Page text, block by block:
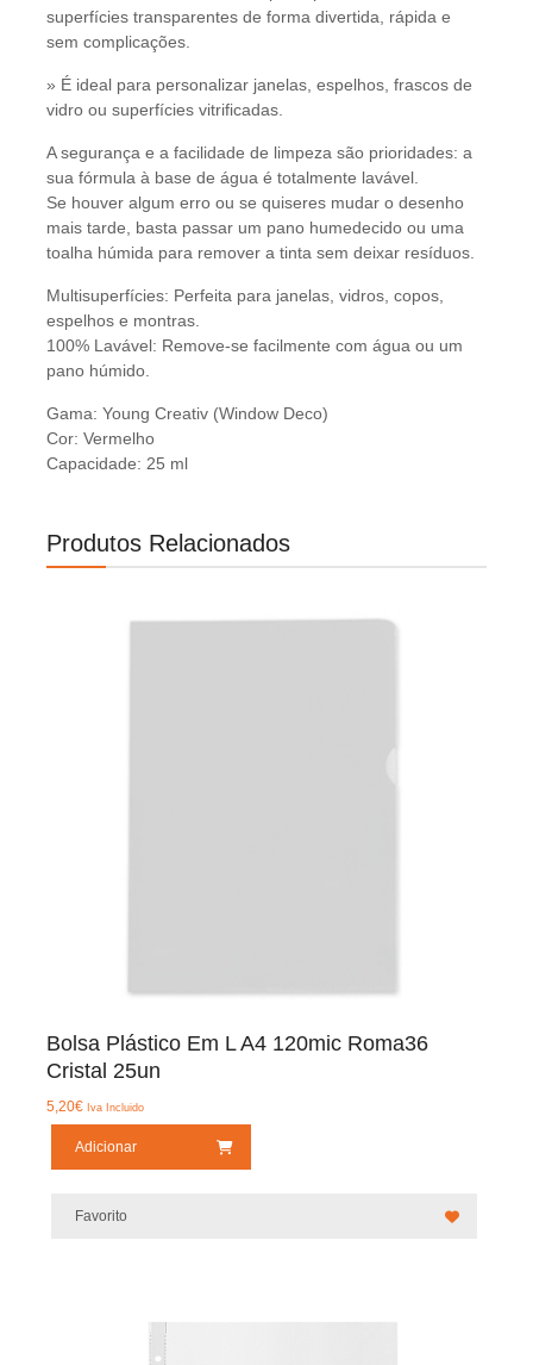
superfícies transparentes de forma divertida, rápida e
sem complicações.
» É ideal para personalizar janelas, espelhos, frascos de
vidro ou superfícies vitrificadas.
A segurança e a facilidade de limpeza são prioridades: a
sua fórmula à base de água é totalmente lavável.
Se houver algum erro ou se quiseres mudar o desenho
mais tarde, basta passar um pano humedecido ou uma
toalha húmida para remover a tinta sem deixar resíduos.
Multisuperfícies: Perfeita para janelas, vidros, copos,
espelhos e montras.
100% Lavável: Remove-se facilmente com água ou um
pano húmido.
Gama: Young Creativ (Window Deco)
Cor: Vermelho
Capacidade: 25 ml
Produtos Relacionados
Bolsa Plástico Em L A4 120mic Roma36
Cristal 25un
5,20€ Iva Incluido
Adicionar
Favorito